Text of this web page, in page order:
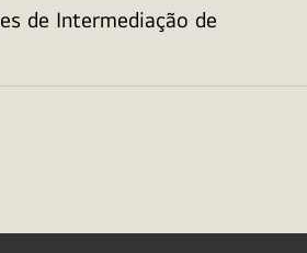
de Intermediação de